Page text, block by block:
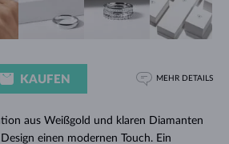
aus Weißgold und klaren Diamanten
einen modernen Touch. Ein
KAUFEN MEHR DETAILS